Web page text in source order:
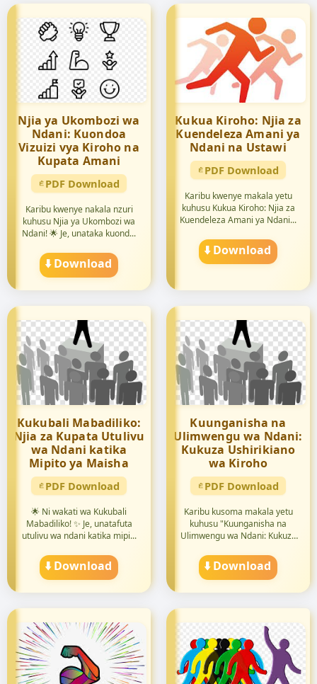
Njia ya Ukombozi wa
Ndani: Kuondoa
Vizuizi vya Kiroho na
Kupata Amani
PDF Download
Karibu kwenye nakala nzuri
kuhusu Njia ya Ukombozi wa
Ndani! 🌟 Je, unataka kuond...
⬇️ Download
Kukua Kiroho: Njia za
Kuendeleza Amani ya
Ndani na Ustawi
PDF Download
Karibu kwenye makala yetu
kuhusu Kukua Kiroho: Njia za
Kuendeleza Amani ya Ndani...
⬇️ Download
Kukubali Mabadiliko:
Njia za Kupata Utulivu
wa Ndani katika
Mipito ya Maisha
PDF Download
🌟 Ni wakati wa Kukubali
Mabadiliko! ✨ Je, unatafuta
utulivu wa ndani katika mipi...
⬇️ Download
Kuunganisha na
Ulimwengu wa Ndani:
Kukuza Ushirikiano
wa Kiroho
PDF Download
Karibu kusoma makala yetu
kuhusu "Kuunganisha na
Ulimwengu wa Ndani: Kukuza
⬇️ Download